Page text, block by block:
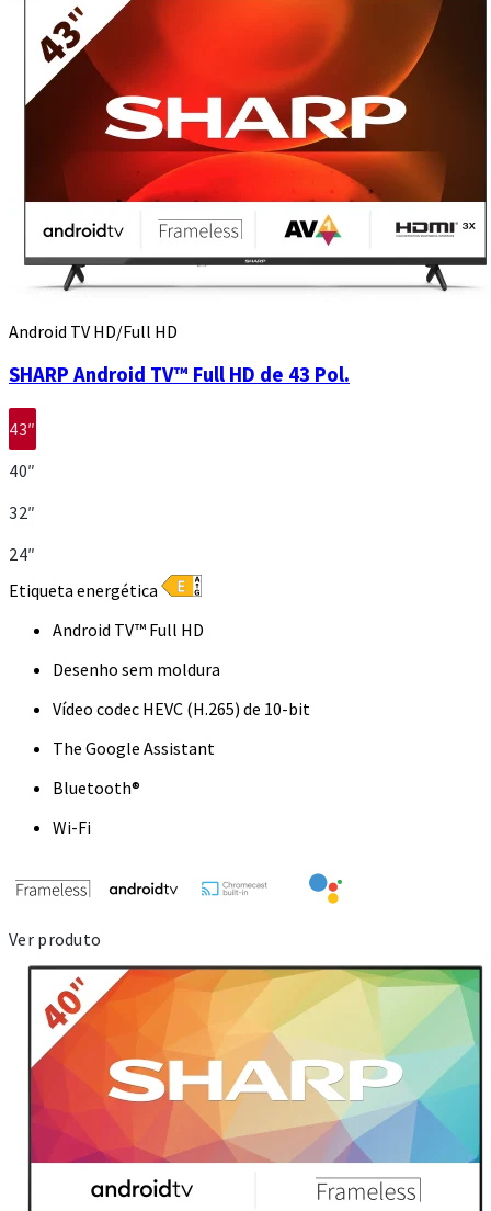
Android TV HD/Full HD
SHARP Android TV™ Full HD de 43 Pol.
43″
40″
32″
24″
Etiqueta energética
Android TV™ Full HD
Desenho sem moldura
Vídeo codec HEVC (H.265) de 10-bit
The Google Assistant
Bluetooth®
Wi-Fi
Ver produto